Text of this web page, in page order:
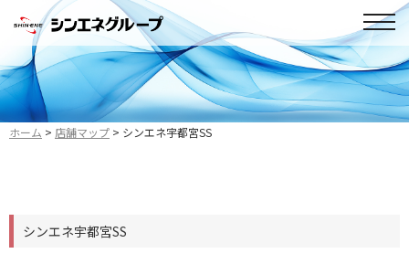
ホーム 店舗マップ シンエネ宇都宮SS
シンエネ宇都宮SS